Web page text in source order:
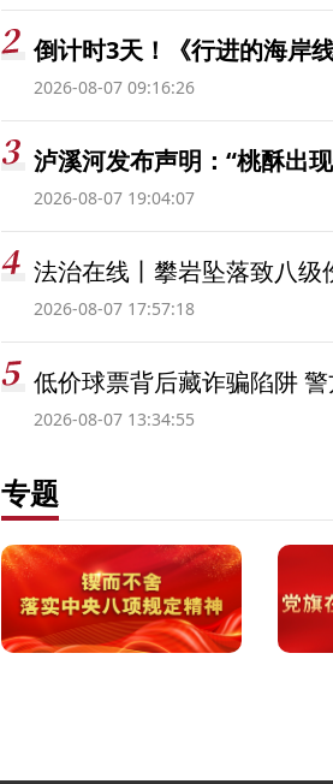
倒计时3天！《行进的海岸
2026-08-07 09:16:26
泸溪河发布声明：“桃酥出
2026-08-07 19:04:07
法治在线丨攀岩坠落致八级
2026-08-07 17:57:18
低价球票背后藏诈骗陷阱
2026-08-07 13:34:55
专题